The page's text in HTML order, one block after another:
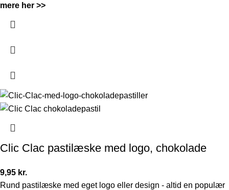
mere her >>
Clic Clac pastilæske med logo, chokolade
9,95 kr.
Rund pastilæske med eget logo eller design - altid en populær